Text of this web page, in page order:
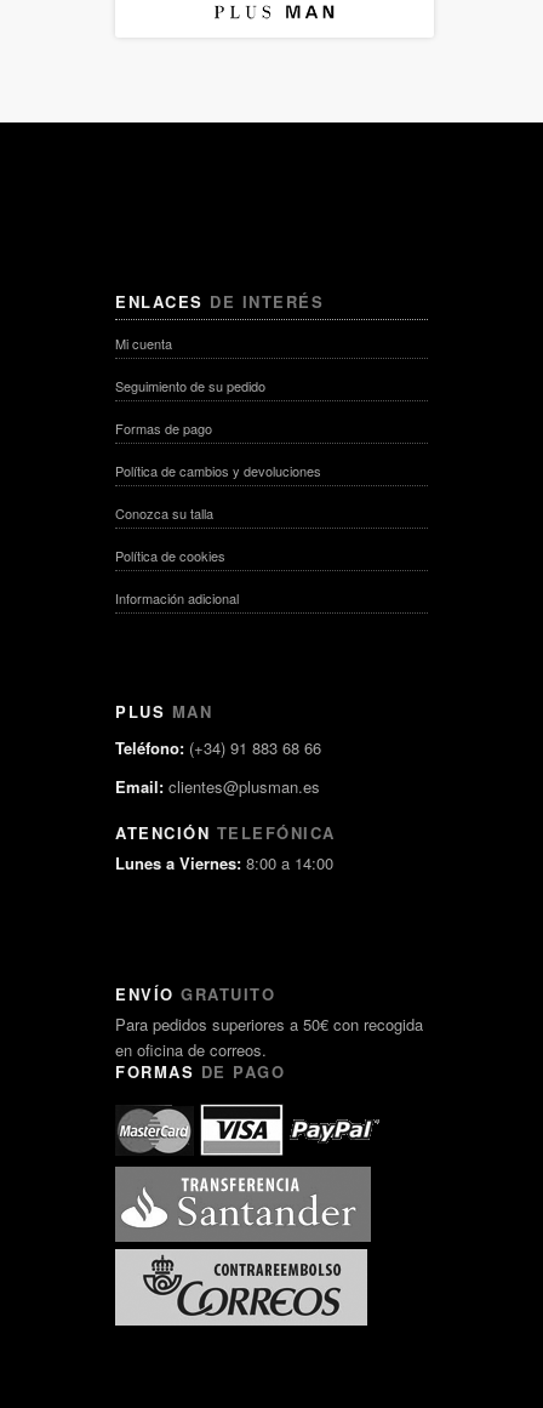
ENLACES DE INTERÉS
Mi cuenta
Seguimiento de su pedido
Formas de pago
Política de cambios y devoluciones
Conozca su talla
Política de cookies
Información adicional
PLUS MAN
Teléfono: (+34) 91 883 68 66
Email: clientes@plusman.es
ATENCIÓN TELEFÓNICA
Lunes a Viernes: 8:00 a 14:00
ENVÍO GRATUITO
Para pedidos superiores a 50€ con recogida
en oficina de correos.
FORMAS DE PAGO